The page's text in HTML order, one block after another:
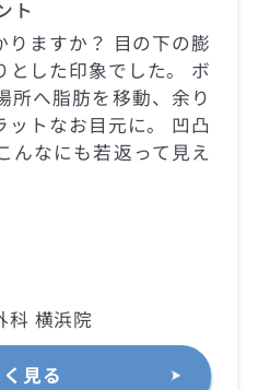
ト
りますか？ 目の下の膨
とした印象でした。 ボ
所へ脂肪を移動、余り
ットなお目元に。 凹凸
んなにも若返って見え
科 横浜院
見る